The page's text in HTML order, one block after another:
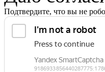
Подтвердите, что вы не